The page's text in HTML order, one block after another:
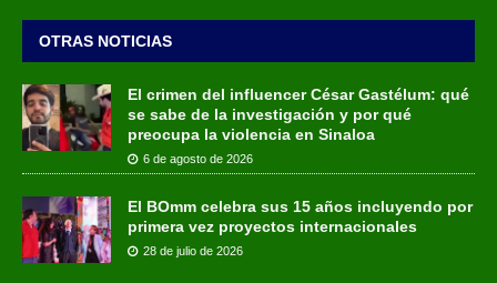
OTRAS NOTICIAS
El crimen del influencer César Gastélum: qué
se sabe de la investigación y por qué
preocupa la violencia en Sinaloa
6 de agosto de 2026
El BOmm celebra sus 15 años incluyendo por
primera vez proyectos internacionales
28 de julio de 2026